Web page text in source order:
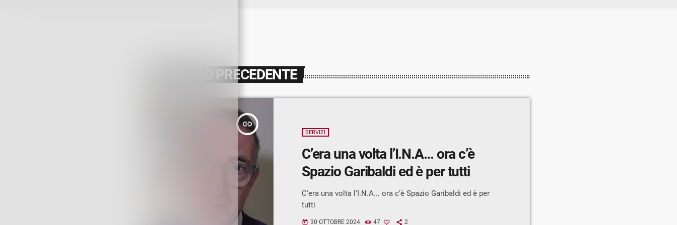
ARTICOLO PRECEDENTE
insert_link
SERVIZI
C’era una volta l’I.N.A… ora c’è
Spazio Garibaldi ed è per tutti
C'era una volta l'I.N.A... ora c'è Spazio Garibaldi ed è per
tutti
today 30 OTTOBRE 2024 47 2